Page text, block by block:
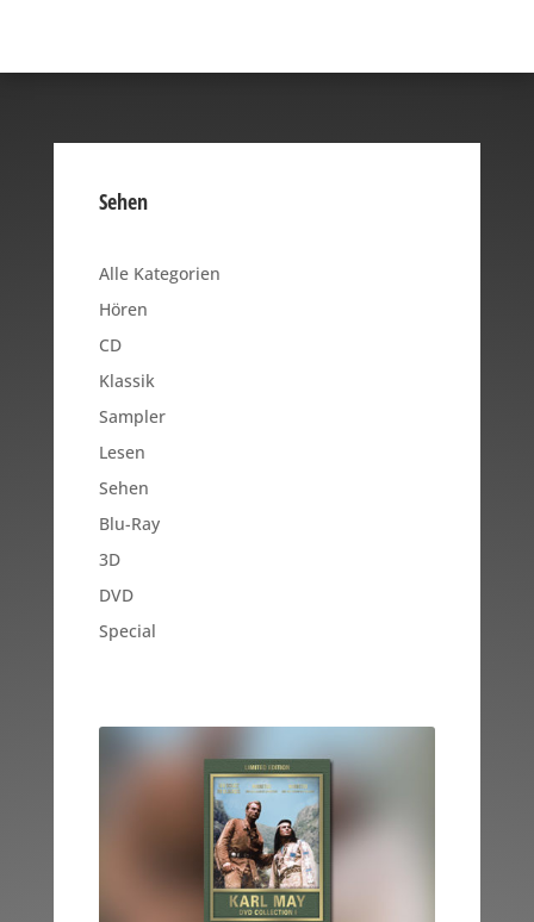
Sehen
Alle Kategorien
Hören
CD
Klassik
Sampler
Lesen
Sehen
Blu-Ray
3D
DVD
Special